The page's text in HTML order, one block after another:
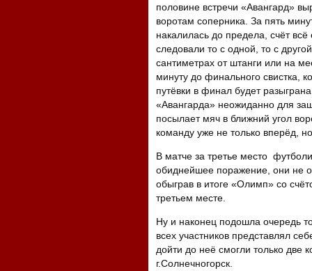
половине встречи «Авангард»
воротам соперника. За пять
накалилась до предела, счёт
следовали то с одной, то с
сантиметрах от штанги или на
минуту до финального свистка,
путёвки в финал будет
«Авангарда» неожиданно для
посылает мяч в ближний угол
команду уже не только вперёд,
В матче за третье место
обиднейшее поражение, они не
обыграв в итоге «Олимп» со
третьем месте.
Ну и наконец подошла очередь
всех участников представлял
дойти до неё смогли только две
г.Солнечногорск.